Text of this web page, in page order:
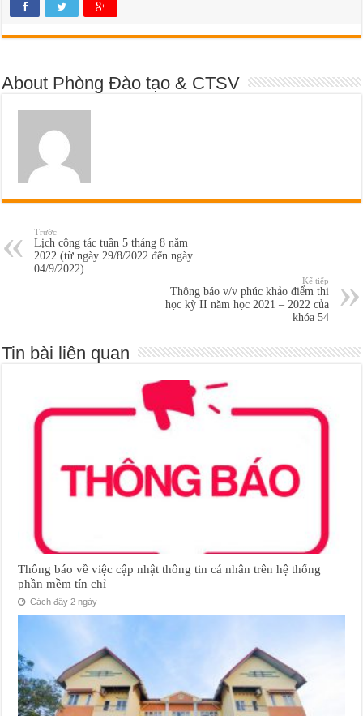
About Phòng Đào tạo & CTSV
Trước
Lịch công tác tuần 5 tháng 8 năm
2022 (từ ngày 29/8/2022 đến ngày
04/9/2022)
Kế tiếp
Thông báo v/v phúc khảo điểm thi
học kỳ II năm học 2021 – 2022 của
khóa 54
Tin bài liên quan
Thông báo về việc cập nhật thông tin cá nhân trên hệ thống
phần mềm tín chỉ
Cách đây 2 ngày